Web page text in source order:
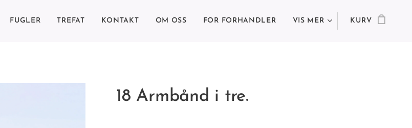
FUGLER TREFAT KONTAKT OM OSS FOR FORHANDLER VIS MER KURV
18 Armbånd i tre.